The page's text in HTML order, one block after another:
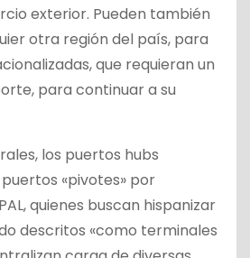
exterior. Pueden también
otra región del país, para
que requieran un
para continuar a su
los puertos hubs
«pivotes» por
quienes buscan hispanizar
descritos «como terminales